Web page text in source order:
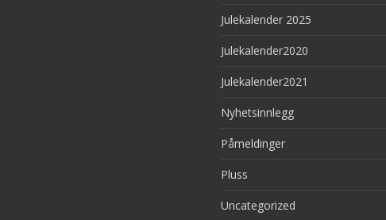
Julekalender 2025
Julekalender2020
Julekalender2021
Nyhetsinnlegg
Påmeldinger
Pluss
Uncategorized